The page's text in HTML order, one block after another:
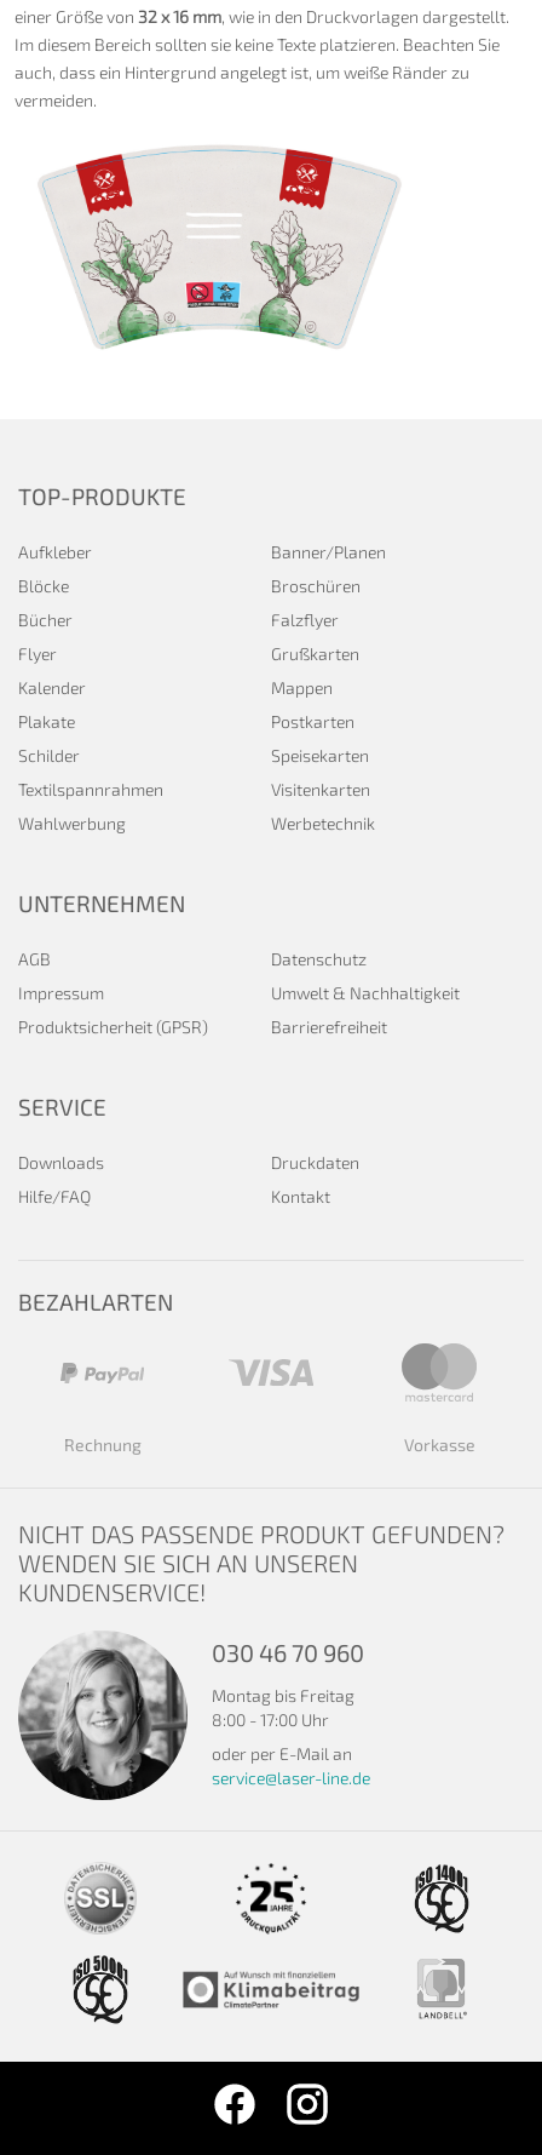
einer Größe von 32 x 16 mm, wie in den Druckvorlagen dargestellt.
Im diesem Bereich sollten sie keine Texte platzieren. Beachten Sie
auch, dass ein Hintergrund angelegt ist, um weiße Ränder zu
vermeiden.
TOP-PRODUKTE
Aufkleber
Banner/Planen
Blöcke
Broschüren
Bücher
Falzflyer
Flyer
Grußkarten
Kalender
Mappen
Plakate
Postkarten
Schilder
Speisekarten
Textilspannrahmen
Visitenkarten
Wahlwerbung
Werbetechnik
UNTERNEHMEN
AGB
Datenschutz
Impressum
Umwelt & Nachhaltigkeit
Produktsicherheit (GPSR)
Barrierefreiheit
SERVICE
Downloads
Druckdaten
Hilfe/FAQ
Kontakt
BEZAHLARTEN
Rechnung Vorkasse
NICHT DAS PASSENDE PRODUKT GEFUNDEN?
WENDEN SIE SICH AN UNSEREN
KUNDENSERVICE!
030 46 70 960
Montag bis Freitag
8:00 - 17:00 Uhr
oder per E-Mail an
service@laser-line.de